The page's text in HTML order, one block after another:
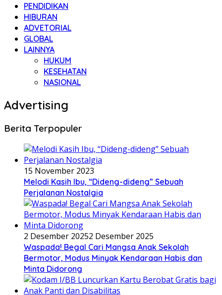
PENDIDIKAN
HIBURAN
ADVETORIAL
GLOBAL
LAINNYA
HUKUM
KESEHATAN
NASIONAL
Advertising
Berita Terpopuler
15 November 2023
Melodi Kasih Ibu, “Dideng-dideng” Sebuah
Perjalanan Nostalgia
2 Desember 20252 Desember 2025
Waspada! Begal Cari Mangsa Anak Sekolah
Bermotor, Modus Minyak Kendaraan Habis dan
Minta Didorong